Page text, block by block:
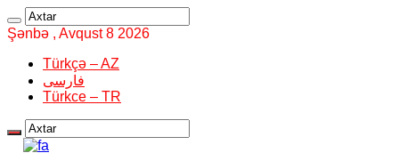
Şənbə , Avqust 8 2026
Türkçə – AZ
فارسی
Türkce – TR